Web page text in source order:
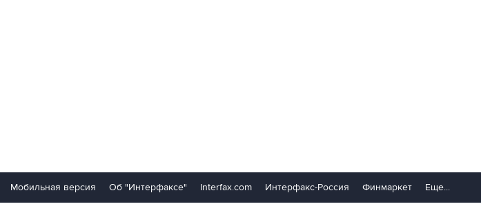
Мобильная версия Об "Интерфаксе" Interfax.com Интерфакс-Россия Финмаркет Еще...